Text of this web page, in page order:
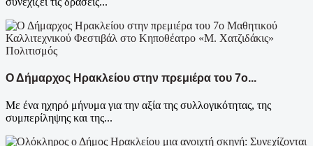
Πολιτισμός
Ο Δήμαρχος Ηρακλείου στην πρεμιέρα του 7ο...
Με ένα ηχηρό μήνυμα για την αξία της συλλογικότητας, της
συμπερίληψης και της...